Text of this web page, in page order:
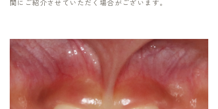
関にご紹介させていただく場合がございます。